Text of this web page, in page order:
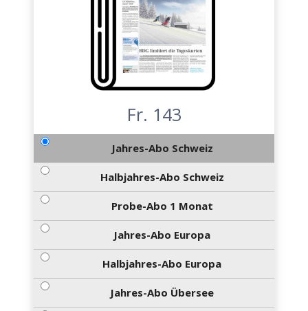
Fr. 143
Jahres-Abo Schweiz
Halbjahres-Abo Schweiz
Probe-Abo 1 Monat
Jahres-Abo Europa
Halbjahres-Abo Europa
Jahres-Abo Übersee